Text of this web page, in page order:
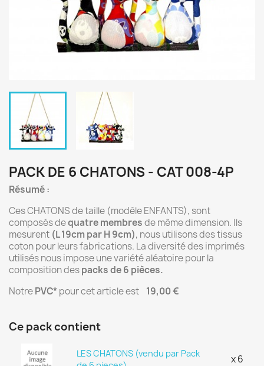
PACK DE 6 CHATONS - CAT 008-4P
Résumé :
Ces CHATONS de taille (modèle ENFANTS), sont
composés dequatre membresde même dimension. Ils
mesurent (L 19cm par H 9cm), nous utilisons des tissus
coton pour leurs fabrications. La diversité des imprimés
utilisés nous impose une variété aléatoire pour la
composition despacks de 6 pièces.
NotrePVC* pour cet article est 19,00 €
Ce pack contient
LES CHATONS (vendu par Pack
x 6